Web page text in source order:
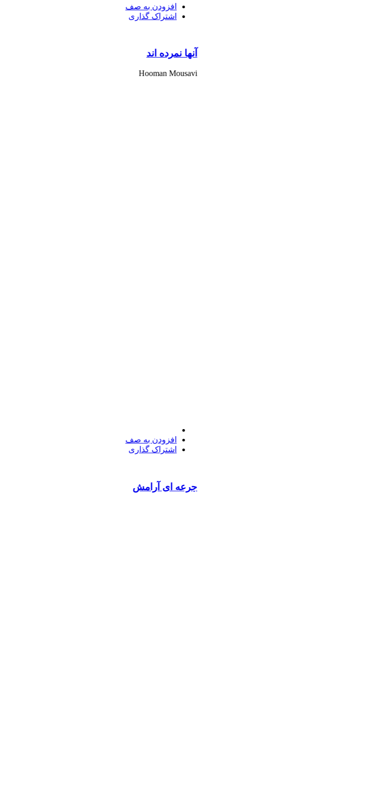
افزودن به صف
اشتراک گذاری
آنها نمرده اند
Hooman Mousavi
افزودن به صف
اشتراک گذاری
جرعه ای آرامش